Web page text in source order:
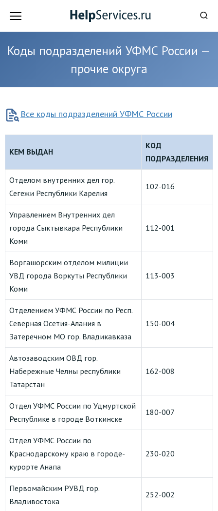
Коды подразделений УФМС России —
прочие округа
Все коды подразделений УФМС России
КЕМ ВЫДАН
КОД
ПОДРАЗДЕЛЕНИЯ
Отделом внутренних дел гор.
Сегежи Республики Карелия
102-016
Управлением Внутренних дел
города Сыктывкара Республики
Коми
112-001
Воргашорским отделом милиции
УВД города Воркуты Республики
Коми
113-003
Отделением УФМС России по Респ.
Северная Осетия-Алания в
Затеречном МО гор. Владикавказа
150-004
Автозаводским ОВД гор.
Набережные Челны республики
Татарстан
162-008
Отдел УФМС России по Удмуртской
Республике в городе Воткинске
180-007
Отдел УФМС России по
Краснодарскому краю в городе-
курорте Анапа
230-020
Первомайским РУВД гор.
Владивостока
252-002